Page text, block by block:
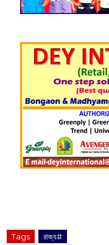
Tags রাজ্য#